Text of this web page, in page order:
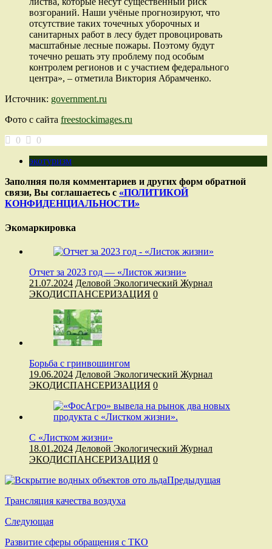
возгораний. Наши учёные прогнозируют, что
отсутствие таких точечных уборочных и
санитарных работ в лесу будет провоцировать
масштабные лесные пожары. Поэтому будут
точечно решать эту проблему под особым
контролем регионов и с участием федерального
центра», – отметила Виктория Абрамченко.
Источник: government.ru
Фото с сайта freestockimages.ru
0
0
экотуризм
Заполняя поля комментариев и других форм обратной
связи, Вы соглашаетесь с «ПОЛИТИКОЙ
КОНФИДЕНЦИАЛЬНОСТИ»
Экомаркировка
Отчет за 2023 год — «Листок жизни»
21.07.2024 Деловой Экологический Журнал
ЭКОДИСПАНСЕРИЗАЦИЯ 0
Борьба с гринвошингом
19.06.2024 Деловой Экологический Журнал
ЭКОДИСПАНСЕРИЗАЦИЯ 0
С «Листком жизни»
18.01.2024 Деловой Экологический Журнал
ЭКОДИСПАНСЕРИЗАЦИЯ 0
Предыдущая
Трансляция качества воздуха
Следующая
Развитие сферы обращения с ТКО